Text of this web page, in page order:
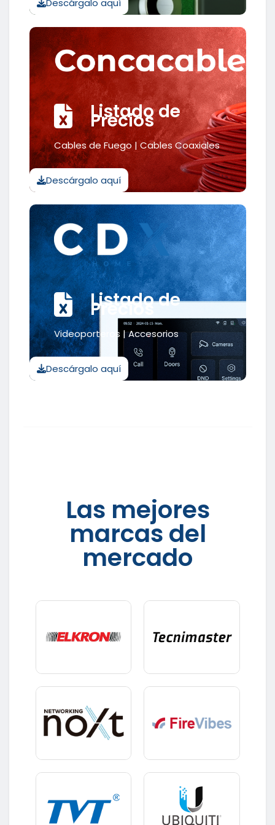
Listado de
Precios
Cables de Fuego | Cables Coaxiales
Descárgalo aquí
Listado de
Precios
Videoporteros | Accesorios
Descárgalo aquí
Las mejores
marcas del
mercado